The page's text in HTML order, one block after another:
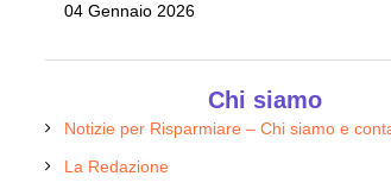
04 Gennaio 2026
Chi siamo
Notizie per Risparmiare – Chi siamo e
La Redazione